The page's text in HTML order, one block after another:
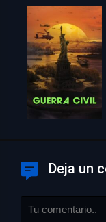
Deja un